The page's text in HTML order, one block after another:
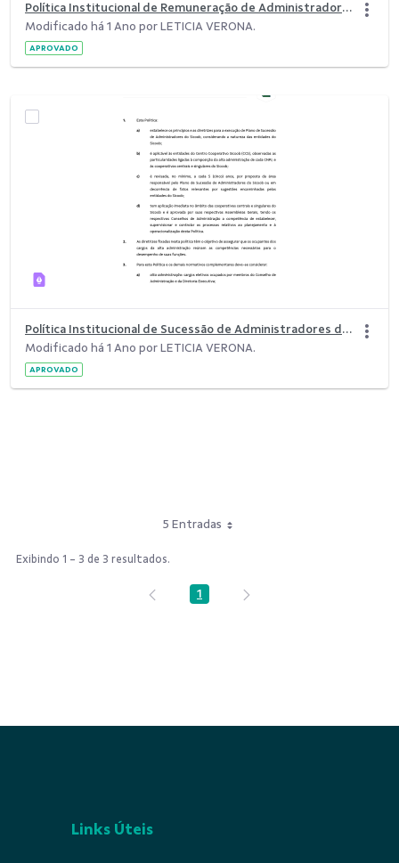
Política Institucional de Remuneração de Administradores do Sicoob.pdf
Modificado há 1 Ano por LETICIA VERONA.
APROVADO
Política Institucional de Sucessão de Administradores do Sicoob.pdf
Modificado há 1 Ano por LETICIA VERONA.
APROVADO
5 Entradas
Exibindo 1 - 3 de 3 resultados.
Página
1
Links Úteis